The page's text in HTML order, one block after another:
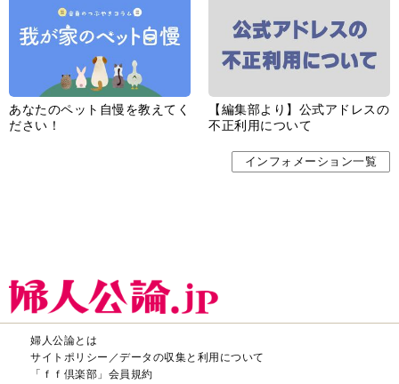
あなたのペット自慢を教えてく
ださい！
【編集部より】公式アドレスの
不正利用について
インフォメーション一覧
婦人公論とは
サイトポリシー／データの収集と利用について
「ｆｆ倶楽部」会員規約